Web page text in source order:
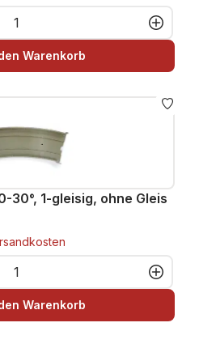
Gib den
Warenkorb
30°, 1-gleisig, ohne Gleis
Gib den
Warenkorb